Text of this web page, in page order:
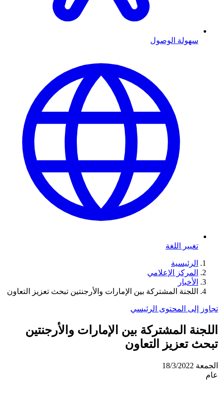
سهولة الوصول
تغيير اللغة
الرئيسية
المركز الإعلامي
الأخبار
اللجنة المشتركة بين الإمارات والأرجنتين تبحث تعزيز التعاون
تجاوز إلى المحتوى الرئيسي
اللجنة المشتركة بين الإمارات والأرجنتين
تبحث تعزيز التعاون
الجمعة 18/3/2022
عام